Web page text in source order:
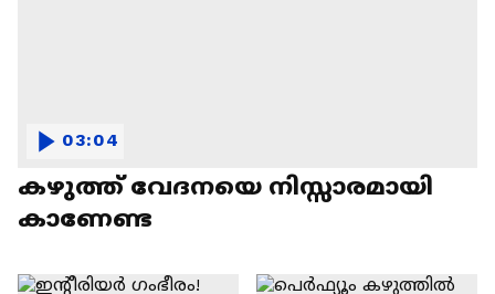
കഴുത്ത് വേദനയെ നിസ്സാരമായി
കാണേണ്ട
03:04